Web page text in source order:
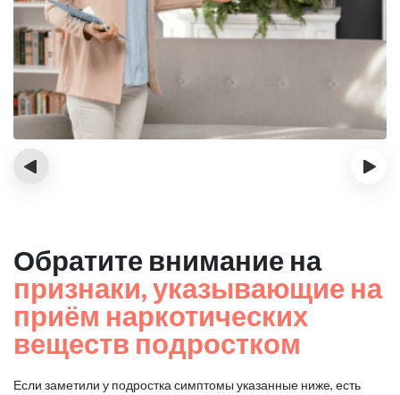
‹ ›
Обратите внимание на
признаки, указывающие на
приём наркотических
веществ подростком
Если заметили у подростка симптомы указанные ниже, есть